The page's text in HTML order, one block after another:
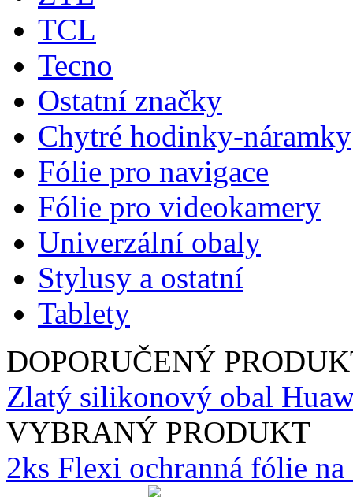
TCL
Tecno
Ostatní značky
Chytré hodinky-náramky
Fólie pro navigace
Fólie pro videokamery
Univerzální obaly
Stylusy a ostatní
Tablety
DOPORUČENÝ
Zlatý silikonový obal
VYBRANÝ PRODUKT
2ks Flexi ochranná fólie